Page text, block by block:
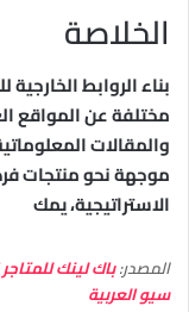
الخلاصة
بناء الروابط الخارجية
مختلفة عن المواقع
والمقالات
موجهة نحو منتجات
الاستراتيجية، يمك
المصدر:باك لينك
سيو العربية